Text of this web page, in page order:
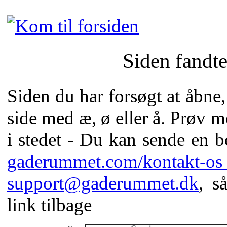
Siden
Siden du har forsøgt at
side med æ, ø eller å. Prøv
i stedet - Du kan sende en
gaderummet.com/
support@gaderummet.dk,
link tilbage